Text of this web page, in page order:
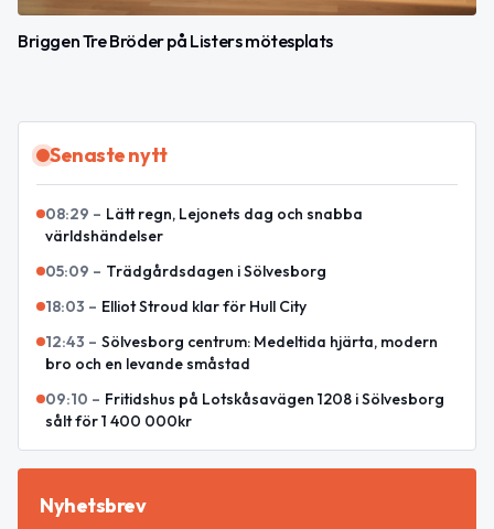
Briggen Tre Bröder på Listers mötesplats
Senaste nytt
08:29 – Lätt regn, Lejonets dag och snabba
världshändelser
05:09 – Trädgårdsdagen i Sölvesborg
18:03 – Elliot Stroud klar för Hull City
12:43 – Sölvesborg centrum: Medeltida hjärta, modern
bro och en levande småstad
09:10 – Fritidshus på Lotskåsavägen 1208 i Sölvesborg
sålt för 1 400 000kr
Nyhetsbrev